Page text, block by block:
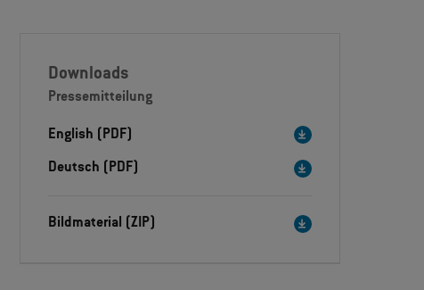
Downloads
Pressemitteilung
English (PDF)
Deutsch (PDF)
Bildmaterial (ZIP)